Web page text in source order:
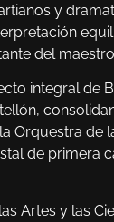
y
del
integral de
Orquestra de
de primera
Artes y las